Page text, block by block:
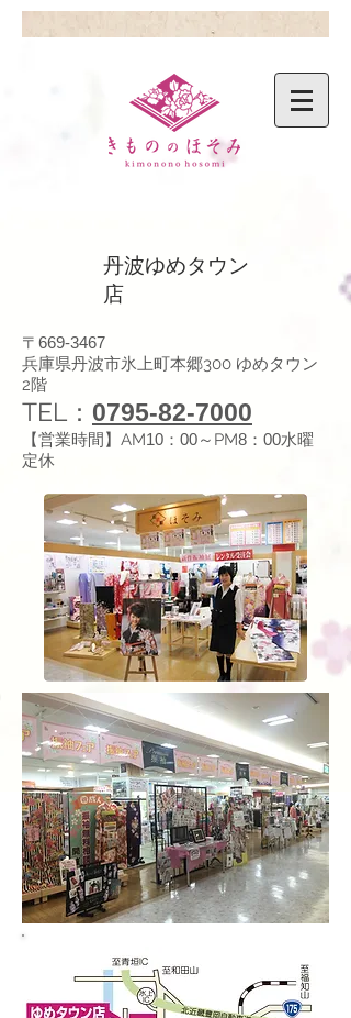
丹波ゆめタウン
店
〒 669-3467
兵庫県丹波市氷上町本郷300 ゆめタウン
2階
TEL： 0795-82-7000
【営業時間】AM10：00～PM8：00水曜
定休